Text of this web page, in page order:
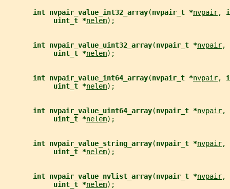
int nvpair_value_int32_array(nvpair_t *nvpair,
uint_t *nelem);
int nvpair_value_uint32_array(nvpair_t *nvpair,
uint_t *nelem);
int nvpair_value_int64_array(nvpair_t *nvpair,
uint_t *nelem);
int nvpair_value_uint64_array(nvpair_t *nvpair,
uint_t *nelem);
int nvpair_value_string_array(nvpair_t *nvpair,
uint_t *nelem);
int nvpair_value_nvlist_array(nvpair_t *nvpair,
uint_t *nelem);